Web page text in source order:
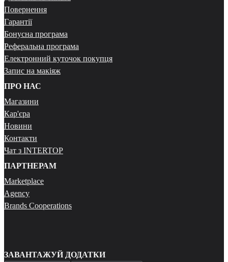
Повернення
Гарантії
Бонусна програма
Реферальна програма
Електронний куточок покупця
Запис на макіяж
ПРО НАС
Магазини
Кар'єра
Новини
Контакти
Чат з INTERTOP
ПАРТНЕРАМ
Marketplace
Agency
Brands Cooperations
ЗАВАНТАЖУЙ ДОДАТКИ